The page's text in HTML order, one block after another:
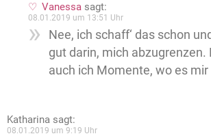
Vanessa sagt:
08.01.2019 um 13:51 Uhr
Nee, ich schaff‘ das schon
gut darin, mich abzugrenzen.
auch ich Momente, wo es
Katharina sagt:
08.01.2019 um 9:19 Uhr